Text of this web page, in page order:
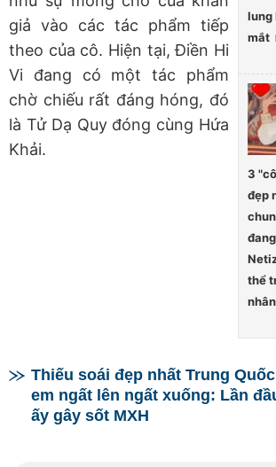
lung
mắt
3
đẹp
thể
nhân
giả vào các tác phẩm tiếp
theo của cô. Hiện tại, Điền Hi
Vi đang có một tác phẩm
chờ chiếu rất đáng hóng, đó
là Tử Dạ Quy đóng cùng Hứa
Khải.
Thiếu soái đẹp nhất Trung
em ngất lên ngất xuống: Lần
ấy gây sốt MXH